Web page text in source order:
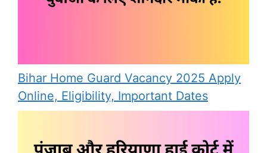
Bihar Home Guard Vacancy 2025 Apply
Online, Eligibility, Important Dates